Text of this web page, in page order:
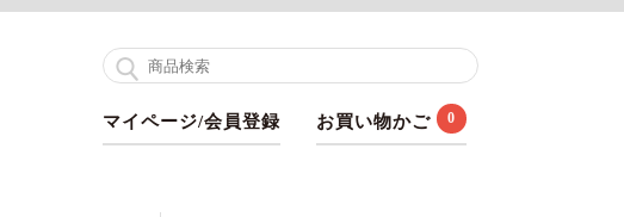
マイページ/会員登録 お買い物かご 0